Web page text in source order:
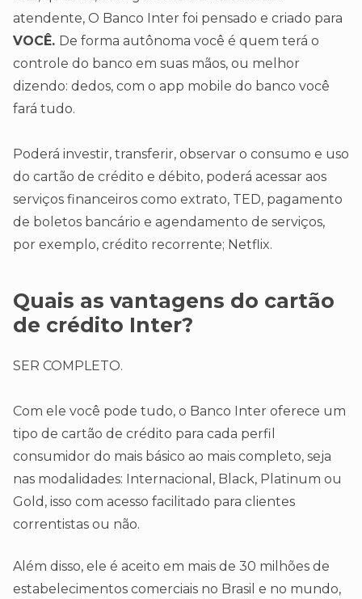
atendente, O Banco Inter foi pensado e criado para
VOCÊ. De forma autônoma você é quem terá o
controle do banco em suas mãos, ou melhor
dizendo: dedos, com o app mobile do banco você
fará tudo.
Poderá investir, transferir, observar o consumo e uso
do cartão de crédito e débito, poderá acessar aos
serviços financeiros como extrato, TED, pagamento
de boletos bancário e agendamento de serviços,
por exemplo, crédito recorrente; Netflix.
Quais as vantagens do cartão
de crédito Inter?
SER COMPLETO.
Com ele você pode tudo, o Banco Inter oferece um
tipo de cartão de crédito para cada perfil
consumidor do mais básico ao mais completo, seja
nas modalidades: Internacional, Black, Platinum ou
Gold, isso com acesso facilitado para clientes
correntistas ou não.
Além disso, ele é aceito em mais de 30 milhões de
estabelecimentos comerciais no Brasil e no mundo,